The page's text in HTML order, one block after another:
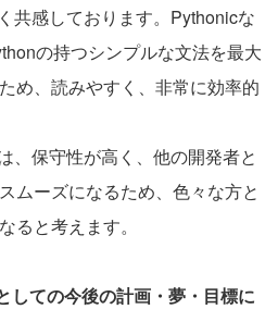
共感しております。Pythonicな
の持つシンプルな文法を最大
め、読みやすく、非常に効率的
、保守性が高く、他の開発者と
ムーズになるため、色々な方と
ると考えます。
ての今後の計画・夢・目標に